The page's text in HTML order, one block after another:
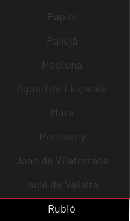
Papiol
Pallejà
Mediona
Agustí de Lluçanès
Mura
Montseny
Joan de Vilatorrada
Iscle de Vallalta
Rubió